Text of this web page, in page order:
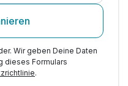
Wir geben Deine Daten
dieses Formulars
.